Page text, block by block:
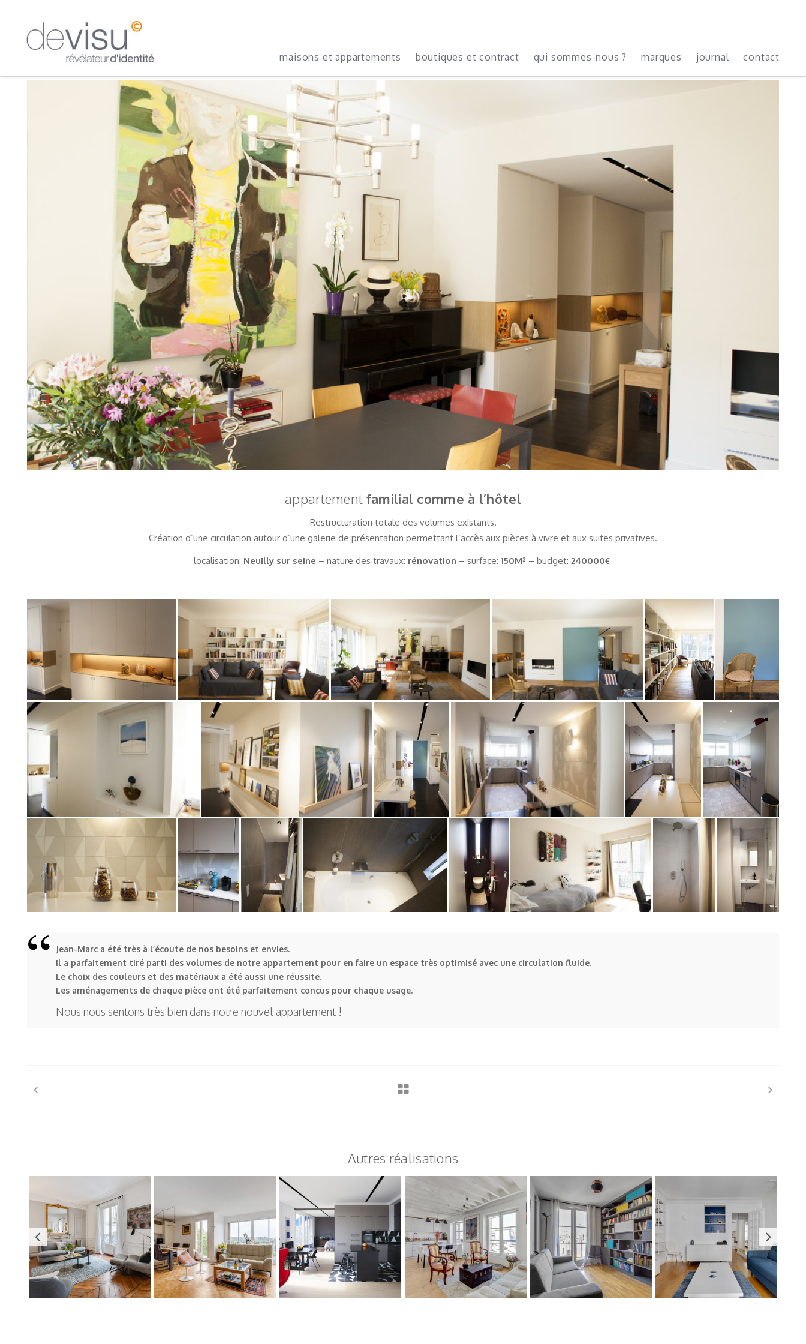
maisons et appartements boutiques et contract qui sommes-nous ? marques journal contact
appartement familial comme à l’hôtel
Restructuration totale des volumes existants.
Création d’une circulation autour d’une galerie de présentation permettant l’accès aux pièces à vivre et aux suites privatives.
localisation: Neuilly sur seine – nature des travaux: rénovation – surface: 150M² – budget: 240000€
–
Jean-Marc a été très à l’écoute de nos besoins et envies.
Il a parfaitement tiré parti des volumes de notre appartement pour en faire un espace très optimisé avec une circulation fluide.
Le choix des couleurs et des matériaux a été aussi une réussite.
Les aménagements de chaque pièce ont été parfaitement conçus pour chaque usage.
Nous nous sentons très bien dans notre nouvel appartement !
Autres réalisations